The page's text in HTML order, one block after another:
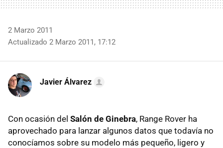
2 Marzo 2011
Actualizado 2 Marzo 2011, 17:12
Javier Álvarez
Con ocasión del Salón de Ginebra, Range Rover ha
aprovechado para lanzar algunos datos que todavía no
conocíamos sobre su modelo más pequeño, ligero y